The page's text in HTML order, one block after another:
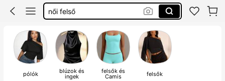
party top
top
pólók blúzok és
ingek
felsők és
Camis felsők